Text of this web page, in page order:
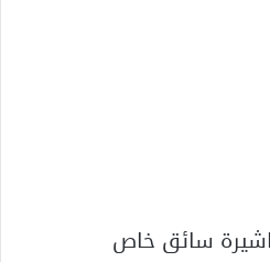
سائق خاص